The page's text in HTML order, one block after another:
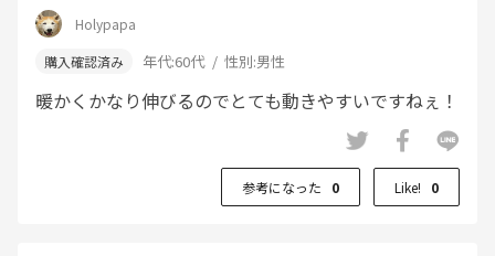
Holypapa
年代:60代 性別:男性
暖かくかなり伸びるのでとても動きやすいですねぇ！
参考になった 0 Like! 0